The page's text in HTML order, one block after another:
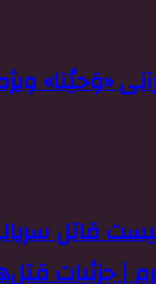
«وَحیُنا»
لیست قاتل
| جزئیات